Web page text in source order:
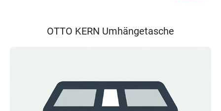
OTTO KERN Umhängetasche